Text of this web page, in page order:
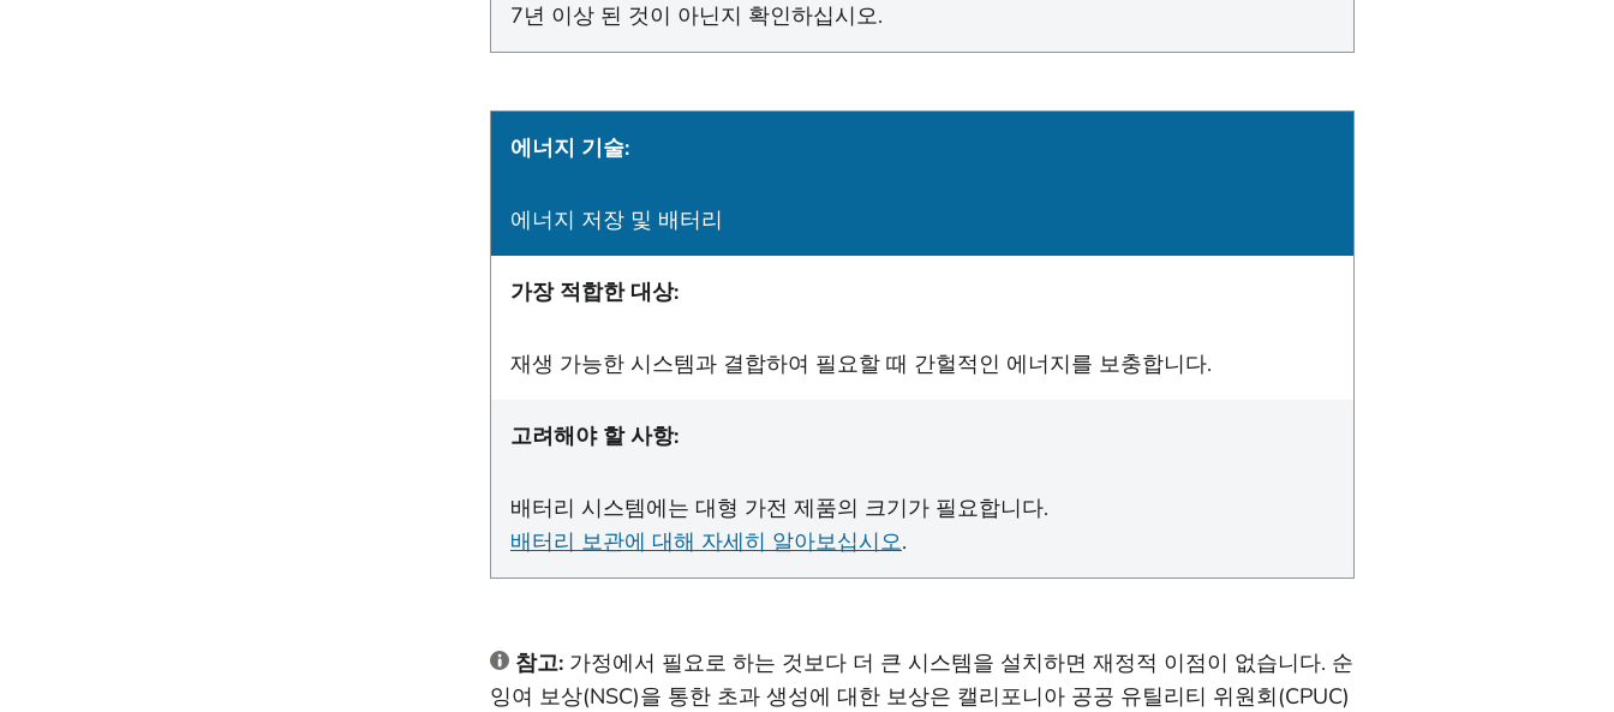
7년 이상 된 것이 아닌지 확인하십시오.
에너지 기술:
에너지 저장 및 배터리
가장 적합한 대상:
재생 가능한 시스템과 결합하여 필요할 때 간헐적인 에너지를 보충합니다.
고려해야 할 사항:
배터리 시스템에는 대형 가전 제품의 크기가 필요합니다.
배터리 보관에 대해 자세히 알아보십시오.
참고: 가정에서 필요로 하는 것보다 더 큰 시스템을 설치하면 재정적 이점이 없습니다. 순
잉여 보상(NSC)을 통한 초과 생성에 대한 보상은 캘리포니아 공공 유틸리티 위원회(CPUC)